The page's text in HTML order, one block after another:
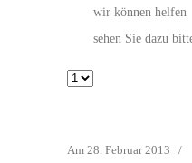
wir können helfen
sehen Sie dazu
Am 28. Februar 2013
/